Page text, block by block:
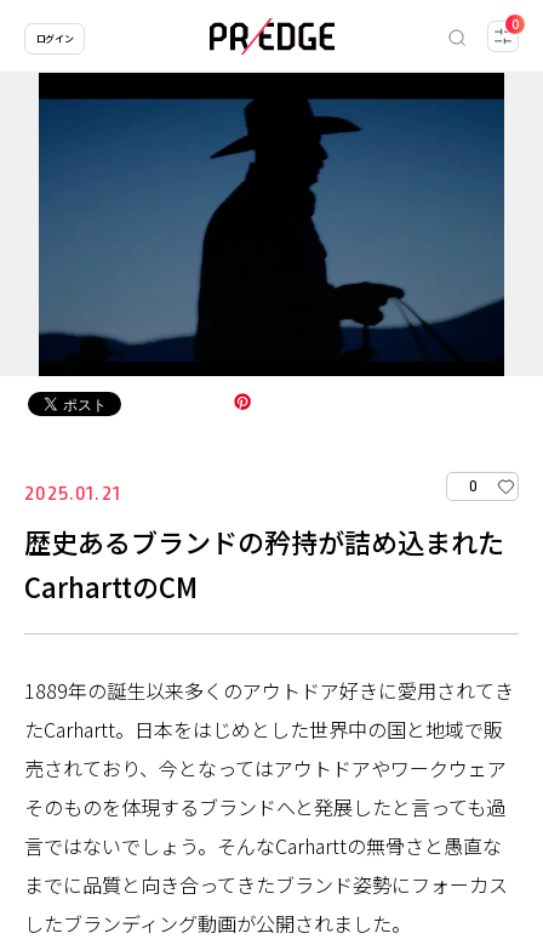
0
ログイン
2025.01.21 0
歴史あるブランドの矜持が詰め込まれた
CarharttのCM
1889年の誕生以来多くのアウトドア好きに愛用されてき
たCarhartt。日本をはじめとした世界中の国と地域で販
売されており、今となってはアウトドアやワークウェア
そのものを体現するブランドへと発展したと言っても過
言ではないでしょう。そんなCarharttの無骨さと愚直な
までに品質と向き合ってきたブランド姿勢にフォーカス
したブランディング動画が公開されました。